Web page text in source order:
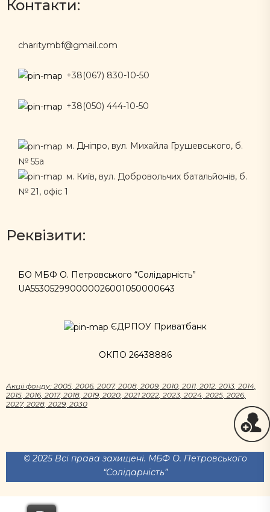
Контакти:
charitymbf@gmail.com
+38(067) 830-10-50
+38(050) 444-10-50
м. Дніпро, вул. Михайла Грушевського, б.
№ 55а
м. Київ, вул. Добровольчих батальйонів, б.
№ 21, офіс 1
Реквізити:
БО МБФ О. Петровського “Солідарність”
UA553052990000026001050000643
ЄДРПОУ Приватбанк
ОКПО 26438886
Акцii фонду: 2005, 2006, 2007, 2008, 2009, 2010, 2011, 2012, 2013, 2014,
2015, 2016, 2017, 2018, 2019, 2020, 2021 2022, 2023, 2024, 2025, 2026,
2027, 2028, 2029, 2030
© 2025 Всі права захищені. МБФ О. Петровського
“Солідарність”